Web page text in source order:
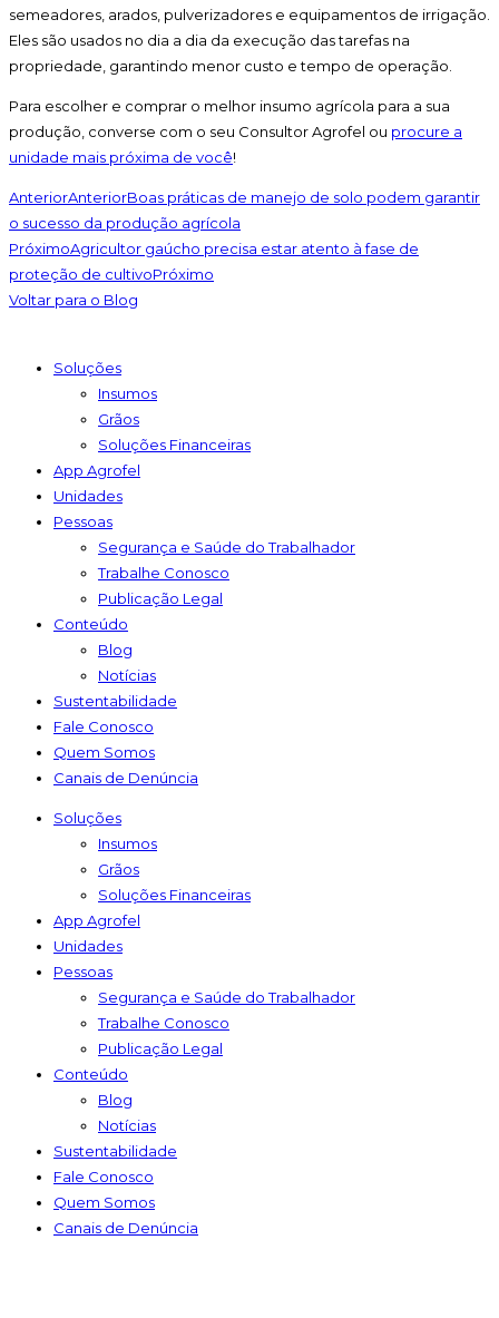
semeadores, arados, pulverizadores e equipamentos de irrigação.
Eles são usados no dia a dia da execução das tarefas na
propriedade, garantindo menor custo e tempo de operação.
Para escolher e comprar o melhor insumo agrícola para a sua
produção, converse com o seu Consultor Agrofel ou procure a
unidade mais próxima de você!
AnteriorAnteriorBoas práticas de manejo de solo podem garantir
o sucesso da produção agrícola
PróximoAgricultor gaúcho precisa estar atento à fase de
proteção de cultivoPróximo
Voltar para o Blog
Soluções
Insumos
Grãos
Soluções Financeiras
App Agrofel
Unidades
Pessoas
Segurança e Saúde do Trabalhador
Trabalhe Conosco
Publicação Legal
Conteúdo
Blog
Notícias
Sustentabilidade
Fale Conosco
Quem Somos
Canais de Denúncia
Soluções
Insumos
Grãos
Soluções Financeiras
App Agrofel
Unidades
Pessoas
Segurança e Saúde do Trabalhador
Trabalhe Conosco
Publicação Legal
Conteúdo
Blog
Notícias
Sustentabilidade
Fale Conosco
Quem Somos
Canais de Denúncia